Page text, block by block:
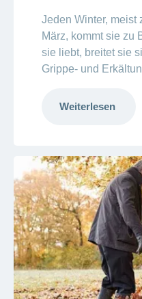
Jeden Winter, meist
März, kommt sie zu
sie liebt, breitet sie
Grippe- und
Weiterlesen